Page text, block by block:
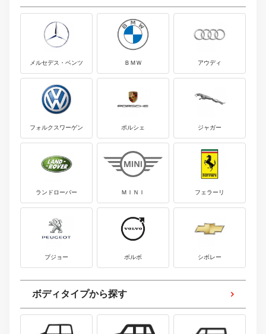
メルセデス・ベンツ ＢＭＷ アウディ
フォルクスワーゲン ポルシェ ジャガー
ランドローバー ＭＩＮＩ フェラーリ
プジョー ボルボ シボレー
ボディタイプから探す